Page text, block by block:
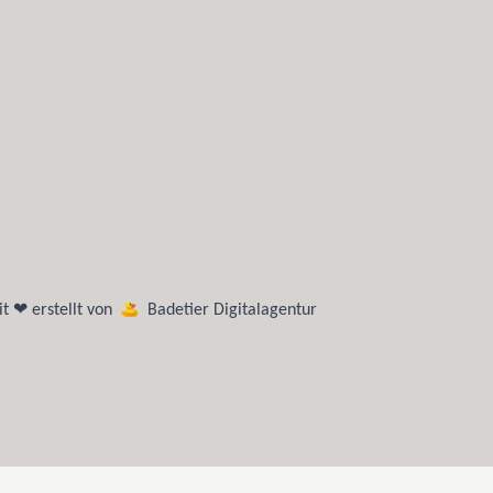
❤ erstellt von Badetier Digitalagentur